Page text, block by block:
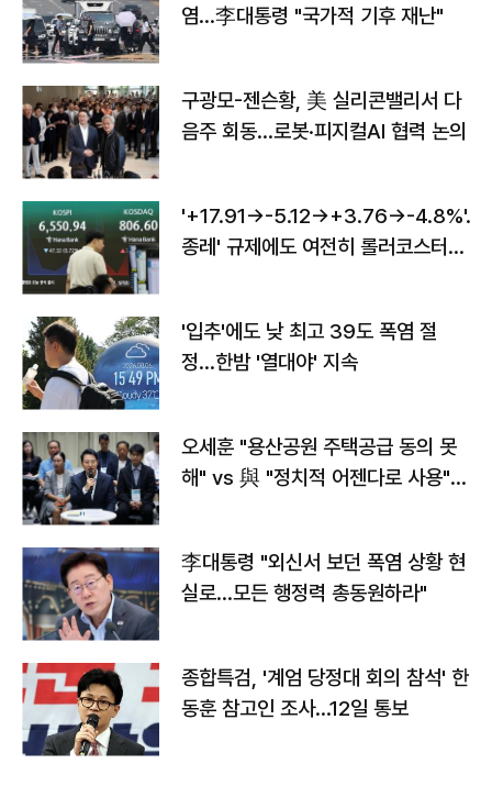
염…李대통령 "국가적 기후 재난"
구광모-젠슨황, 美 실리콘밸리서 다
음주 회동…로봇·피지컬AI 협력 논의
'+17.91→-5.12→+3.76→-4.8%'…'
종레' 규제에도 여전히 롤러코스터
'입추'에도 낮 최고 39도 폭염 절
정…한밤 '열대야' 지속
오세훈 "용산공원 주택공급 동의 못
해" vs 與 "정치적 어젠다로 사용"
李대통령 "외신서 보던 폭염 상황 현
실로…모든 행정력 총동원하라"
종합특검, '계엄 당정대 회의 참석' 한
동훈 참고인 조사...12일 통보